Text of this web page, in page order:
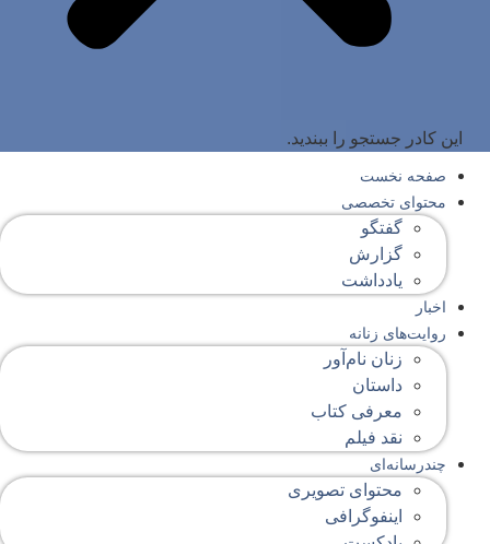
این کادر جستجو را ببندید.
صفحه‌ نخست
محتوای‌ تخصصی
گفتگو
گزارش
یادداشت
اخبار
روایت‌های زنانه
زنان نام‌آور
داستان
معرفی کتاب
نقد فیلم
چندرسانه‌ای
محتوای تصویری
اینفوگرافی